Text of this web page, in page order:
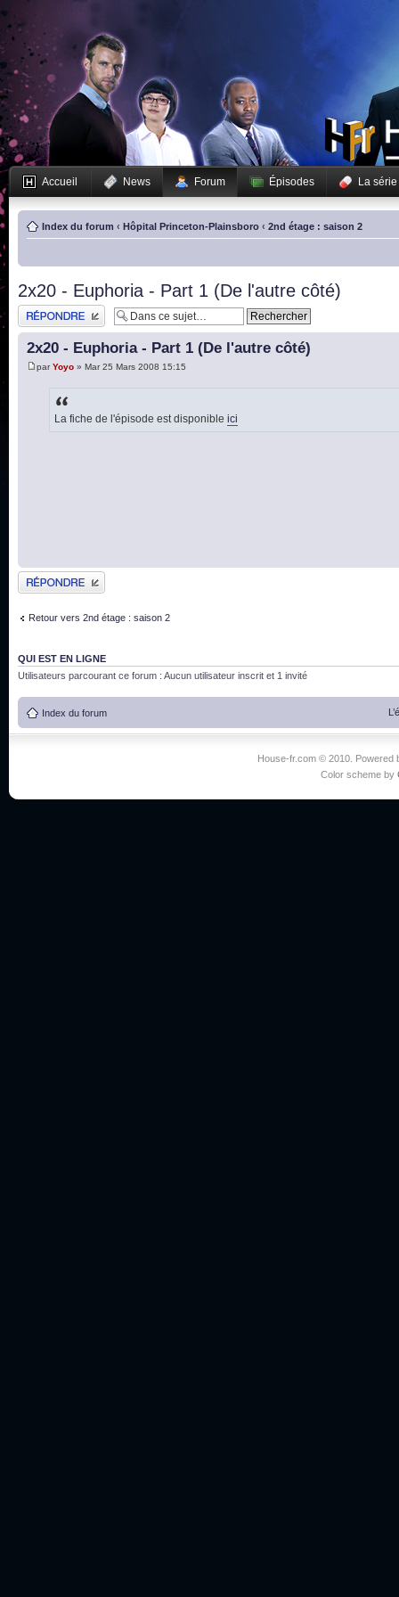
Accueil News Forum Épisodes La série
Index du forum ‹ Hôpital Princeton-Plainsboro ‹ 2nd étage : saison 2
2x20 - Euphoria - Part 1 (De l'autre côté)
Publier une réponse
2x20 - Euphoria - Part 1 (De l'autre côté)
parYoyo » Mar 25 Mars 2008 15:15
La fiche de l'épisode est disponible ici
Publier une réponse
Retour vers 2nd étage : saison 2
QUI EST EN LIGNE
Utilisateurs parcourant ce forum : Aucun utilisateur inscrit et 1 invité
Index du forum
House-fr.com © 2010. Powered
Color scheme by